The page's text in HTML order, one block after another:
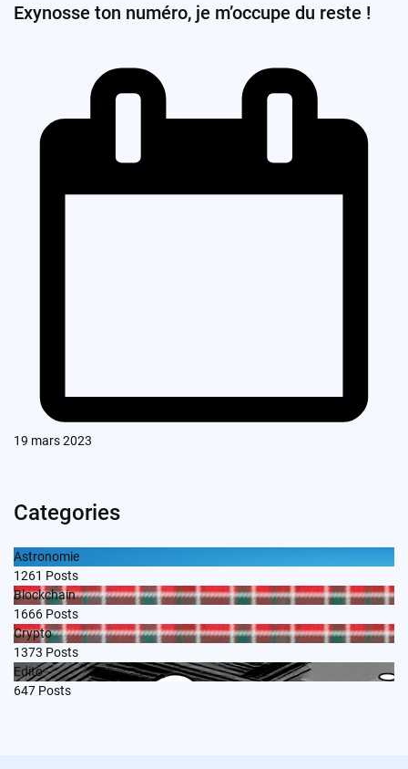
Exynosse ton numéro, je m’occupe du reste !
19 mars 2023
Categories
Astronomie
1261 Posts
Blockchain
1666 Posts
Crypto
1373 Posts
Edito
647 Posts